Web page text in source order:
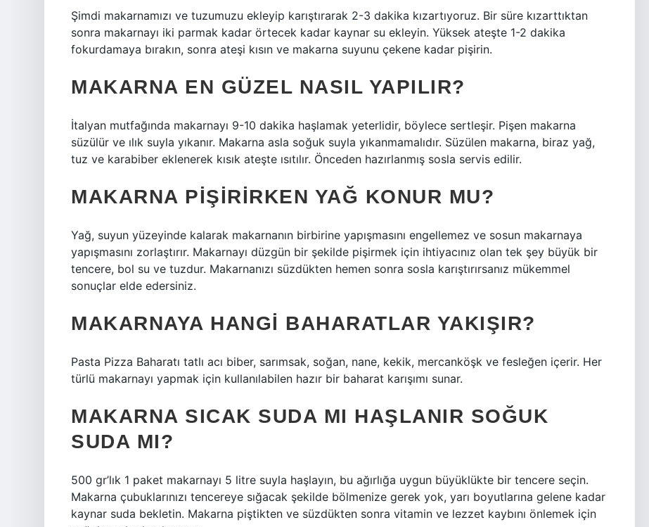
Şimdi makarnamızı ve tuzumuzu ekleyip karıştırarak 2-3 dakika kızartıyoruz. Bir süre kızarttıktan
sonra makarnayı iki parmak kadar örtecek kadar kaynar su ekleyin. Yüksek ateşte 1-2 dakika
fokurdamaya bırakın, sonra ateşi kısın ve makarna suyunu çekene kadar pişirin.
MAKARNA EN GÜZEL NASIL YAPILIR?
İtalyan mutfağında makarnayı 9-10 dakika haşlamak yeterlidir, böylece sertleşir. Pişen makarna
süzülür ve ılık suyla yıkanır. Makarna asla soğuk suyla yıkanmamalıdır. Süzülen makarna, biraz yağ,
tuz ve karabiber eklenerek kısık ateşte ısıtılır. Önceden hazırlanmış sosla servis edilir.
MAKARNA PIŞIRIRKEN YAĞ KONUR MU?
Yağ, suyun yüzeyinde kalarak makarnanın birbirine yapışmasını engellemez ve sosun makarnaya
yapışmasını zorlaştırır. Makarnayı düzgün bir şekilde pişirmek için ihtiyacınız olan tek şey büyük bir
tencere, bol su ve tuzdur. Makarnanızı süzdükten hemen sonra sosla karıştırırsanız mükemmel
sonuçlar elde edersiniz.
MAKARNAYA HANGI BAHARATLAR YAKIŞIR?
Pasta Pizza Baharatı tatlı acı biber, sarımsak, soğan, nane, kekik, mercanköşk ve fesleğen içerir. Her
türlü makarnayı yapmak için kullanılabilen hazır bir baharat karışımı sunar.
MAKARNA SICAK SUDA MI HAŞLANIR SOĞUK
SUDA MI?
500 gr’lık 1 paket makarnayı 5 litre suyla haşlayın, bu ağırlığa uygun büyüklükte bir tencere seçin.
Makarna çubuklarınızı tencereye sığacak şekilde bölmenize gerek yok, yarı boyutlarına gelene kadar
kaynar suda bekletin. Makarna piştikten ve süzdükten sonra vitamin ve lezzet kaybını önlemek için